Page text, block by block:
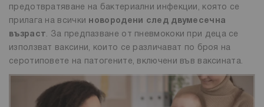
предотвратяване на бактериални инфекции, която се
прилага на всички новородени след двумесечна
възраст. За предпазване от пневмококи при деца се
използват ваксини, които се различават по броя на
серотиповете на патогените, включени във ваксината.